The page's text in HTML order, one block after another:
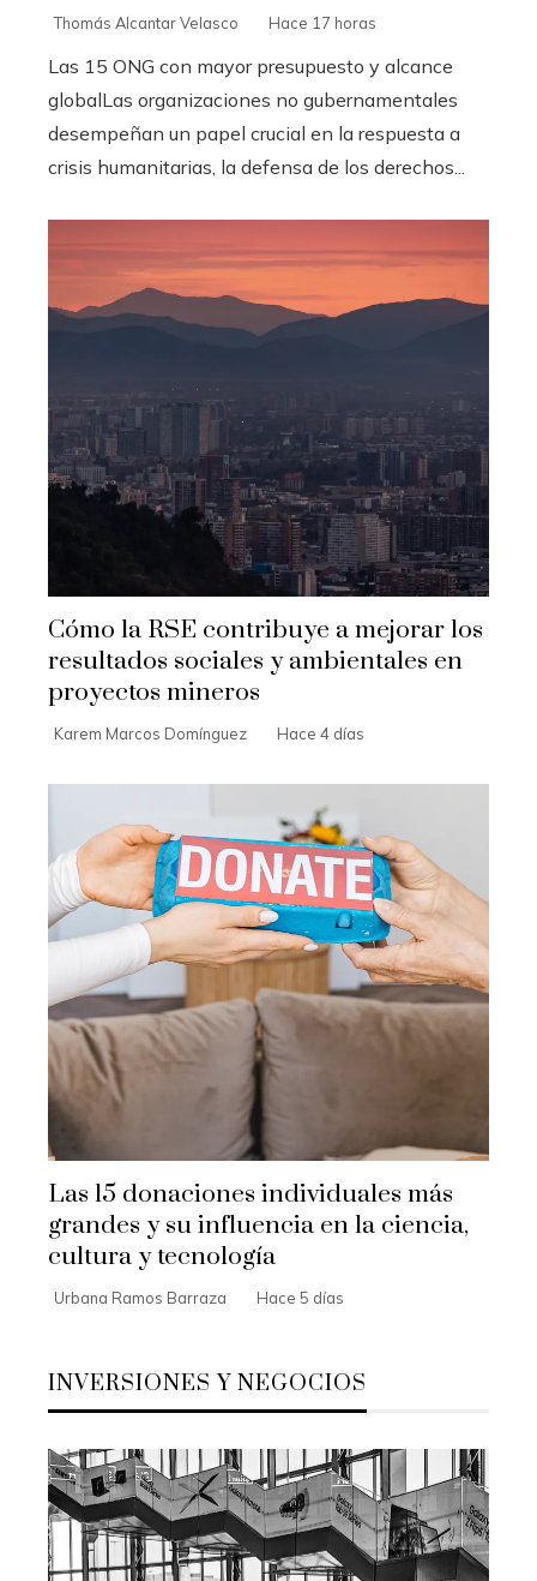
Thomás Alcantar Velasco Hace 17 horas
Las 15 ONG con mayor presupuesto y alcance
globalLas organizaciones no gubernamentales
desempeñan un papel crucial en la respuesta a
crisis humanitarias, la defensa de los derechos...
Cómo la RSE contribuye a mejorar los
resultados sociales y ambientales en
proyectos mineros
Karem Marcos Domínguez Hace 4 días
Las 15 donaciones individuales más
grandes y su influencia en la ciencia,
cultura y tecnología
Urbana Ramos Barraza Hace 5 días
INVERSIONES Y NEGOCIOS